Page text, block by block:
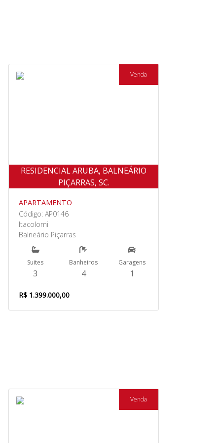
Venda
RESIDENCIAL ARUBA, BALNEÁRIO
PIÇARRAS, SC.
APARTAMENTO
Código: AP0146
Itacolomi
Balneário Piçarras
Suites
3
Banheiros
4
Garagens
1
R$ 1.399.000,00
Venda